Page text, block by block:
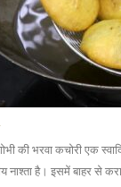
की भरवा कचोरी एक
नाश्ता है। इसमें बाहर से